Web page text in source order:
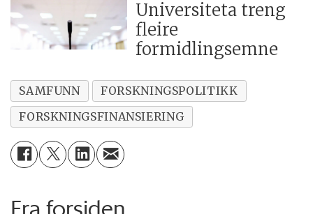
Universiteta treng
fleire
formidlingsemne
SAMFUNN
FORSKNINGSPOLITIKK
FORSKNINGSFINANSIERING